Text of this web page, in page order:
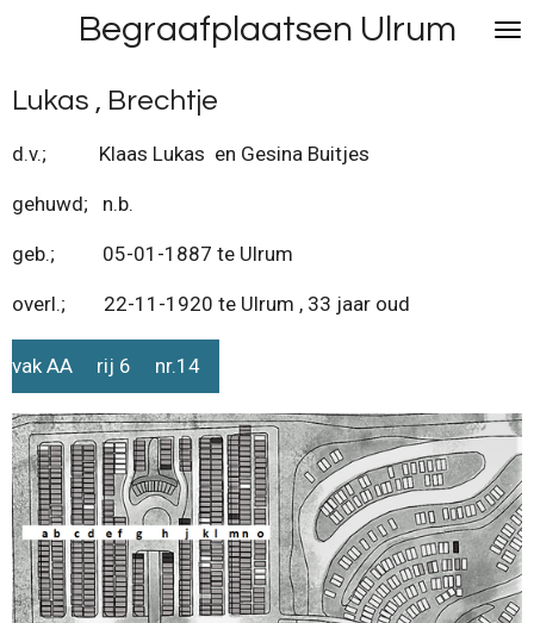
naar
de
hoofdinhoud
Begraafplaatsen Ulrum
Lukas , Brechtje
d.v.; Klaas Lukas en Gesina Buitjes
gehuwd; n.b.
geb.; 05-01-1887 te Ulrum
overl.; 22-11-1920 te Ulrum , 33 jaar oud
vak AA rij 6 nr.14